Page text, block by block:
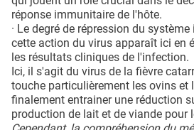
réponse immunitaire de l'hôte.
· Le degré de répression du
cette action du virus apparaît ici en
les résultats cliniques de l'infection.
Ici, il s'agit du virus de la fièvre
touche particulièrement les ovins et
finalement entrainer une réduction
production de lait et de viande pour